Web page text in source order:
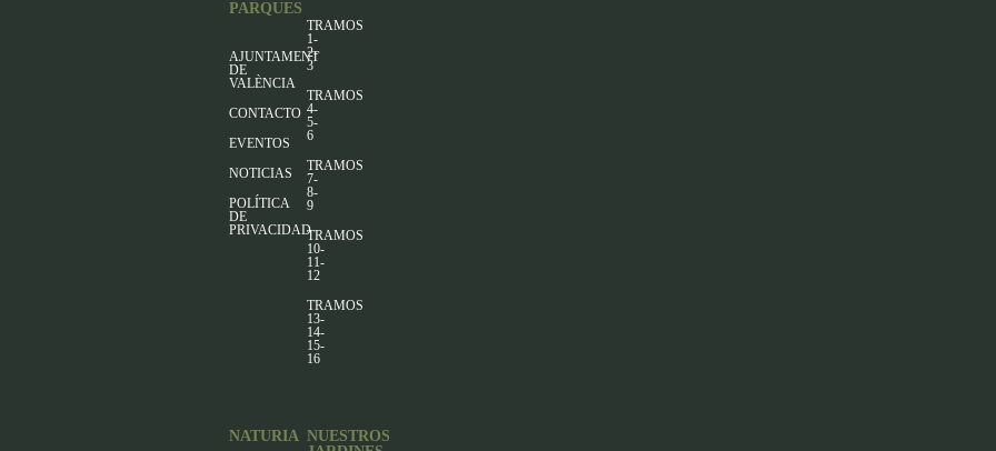
PARQUES
AJUNTAMENT
DE
VALÈNCIA
CONTACTO
EVENTOS
NOTICIAS
POLÍTICA
DE
PRIVACIDAD
TRAMOS
1-
2-
3
TRAMOS
4-
5-
6
TRAMOS
7-
8-
9
TRAMOS
10-
11-
12
TRAMOS
13-
14-
15-
16
NATURIA NUESTROS